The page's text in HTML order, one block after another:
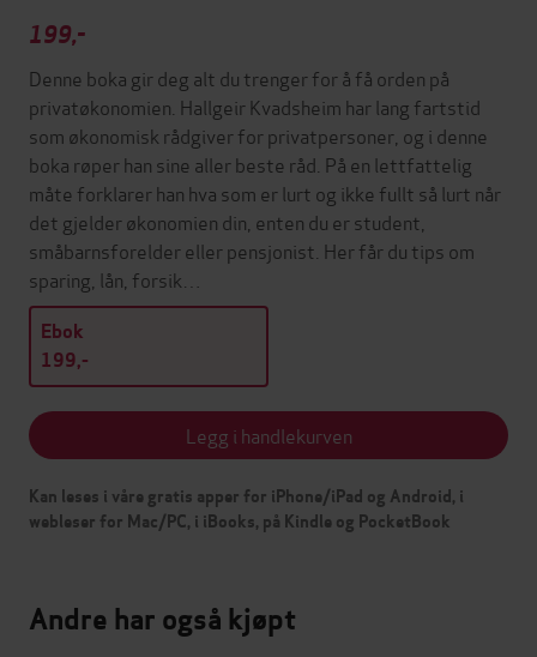
199,-
Denne boka gir deg alt du trenger for å få orden på
privatøkonomien. Hallgeir Kvadsheim har lang fartstid
som økonomisk rådgiver for privatpersoner, og i denne
boka røper han sine aller beste råd. På en lettfattelig
måte forklarer han hva som er lurt og ikke fullt så lurt når
det gjelder økonomien din, enten du er student,
småbarnsforelder eller pensjonist. Her får du tips om
sparing, lån, forsik…
Ebok
199,-
Legg i handlekurven
Kan leses i våre gratis apper for iPhone/iPad og Android, i
webleser for Mac/PC, i iBooks, på Kindle og PocketBook
Andre har også kjøpt